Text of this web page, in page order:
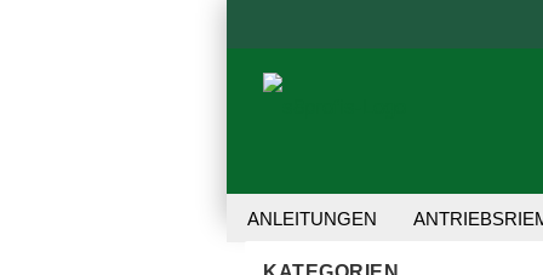
ANLEITUNGEN
REPARATUR-SET